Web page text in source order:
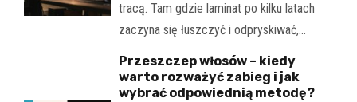
tracą. Tam gdzie laminat po kilku latach
zaczyna się łuszczyć i odpryskiwać,…
Przeszczep włosów – kiedy
warto rozważyć zabieg i jak
wybrać odpowiednią metodę?